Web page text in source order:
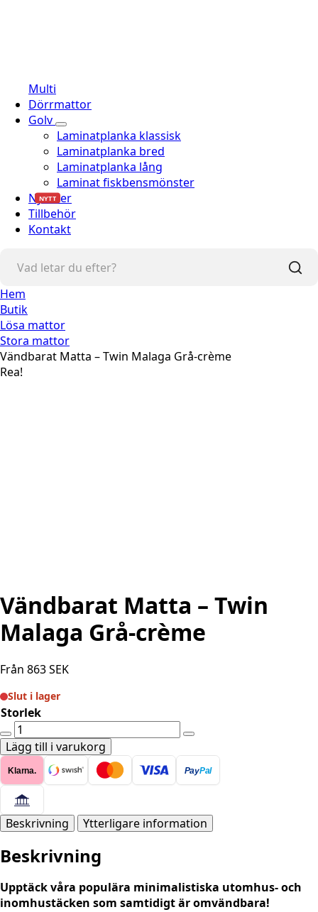
Multi
Dörrmattor
Golv
Laminatplanka klassisk
Laminatplanka bred
Laminatplanka lång
Laminat fiskbensmönster
Nyheter
NYTT
Tillbehör
Kontakt
Hem
Butik
Lösa mattor
Stora mattor
Vändbarat Matta – Twin Malaga Grå-crème
Rea!
Vändbarat Matta – Twin
Malaga Grå-crème
Från 863SEK
Slut i lager
Storlek
Vändbarat
Matta
-
Twin
Malaga
Grå-
crème
mängd
Lägg till i varukorg
Klarna. PayPal
Beskrivning Ytterligare information
Beskrivning
Upptäck våra populära minimalistiska utomhus- och
inomhustäcken som samtidigt är omvändbara!